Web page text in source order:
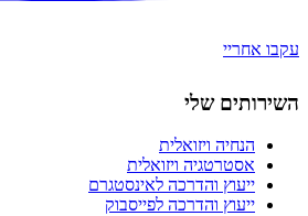
עקבו אחריי
השירותים שלי
הנחיה ויזואלית
אסטרטגיה ויזואלית
ייעוץ והדרכה לאינסטגרם
ייעוץ והדרכה לפייסבוק